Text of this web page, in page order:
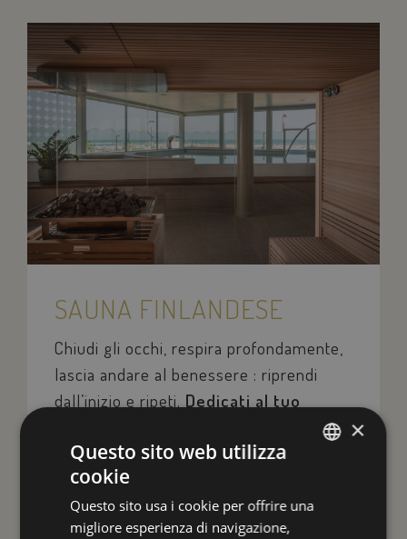
SAUNA FINLANDESE
Chiudi gli occhi, respira profondamente,
lascia andare al benessere : riprendi
dall’inizio e ripeti. Dedicati al tuo
sospeso tra quiete e magia.
ENGLISH
×
Questo sito web utilizza
cookie
Questo sito usa i cookie per offrire una
migliore esperienza di navigazione,